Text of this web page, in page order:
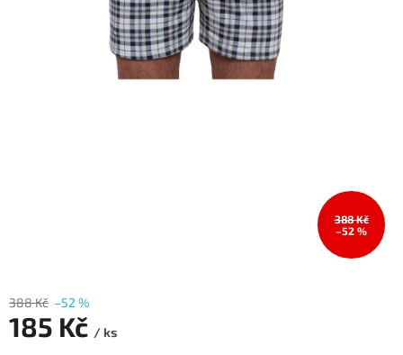
388 Kč
–52 %
388 Kč –52 %
185 Kč / ks